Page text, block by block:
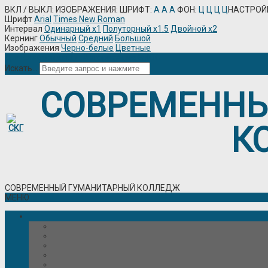
ВКЛ / ВЫКЛ: ИЗОБРАЖЕНИЯ: ШРИФТ: A A A ФОН: Ц Ц Ц Ц
ШрифтArial Times New Roman
Интервал Одинарный х1 Полуторный х1.5 Двойной х2
КернингОбычный Средний Большой
Изображения Черно-белые Цветные
Искать...
СОВРЕМЕННЫЙ ГУМАНИТАРНЫЙ КОЛЛЕДЖ
МЕНЮ